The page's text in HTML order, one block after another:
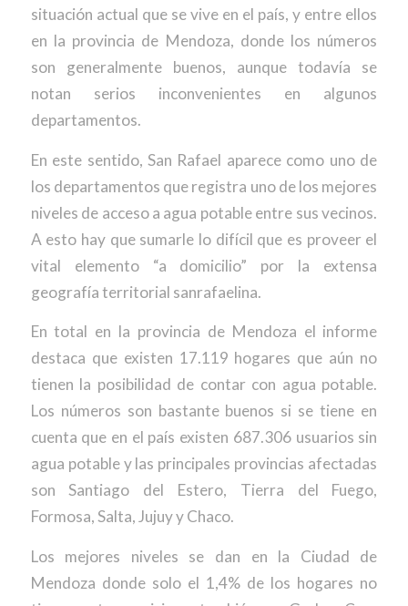
situación actual que se vive en el país, y entre ellos
en la provincia de Mendoza, donde los números
son generalmente buenos, aunque todavía se
notan serios inconvenientes en algunos
departamentos.
En este sentido, San Rafael aparece como uno de
los departamentos que registra uno de los mejores
niveles de acceso a agua potable entre sus vecinos.
A esto hay que sumarle lo difícil que es proveer el
vital elemento “a domicilio” por la extensa
geografía territorial sanrafaelina.
En total en la provincia de Mendoza el informe
destaca que existen 17.119 hogares que aún no
tienen la posibilidad de contar con agua potable.
Los números son bastante buenos si se tiene en
cuenta que en el país existen 687.306 usuarios sin
agua potable y las principales provincias afectadas
son Santiago del Estero, Tierra del Fuego,
Formosa, Salta, Jujuy y Chaco.
Los mejores niveles se dan en la Ciudad de
Mendoza donde solo el 1,4% de los hogares no